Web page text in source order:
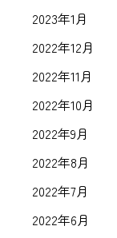
2023年1月
2022年12月
2022年11月
2022年10月
2022年9月
2022年8月
2022年7月
2022年6月